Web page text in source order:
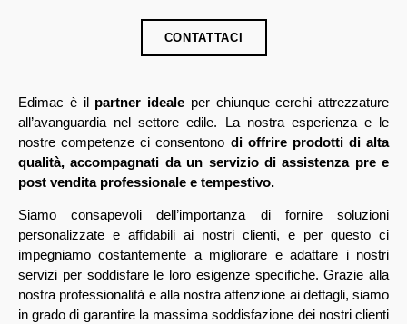
CONTATTACI
Edimac è ilpartner ideale per chiunque cerchi attrezzature
all’avanguardia nel settore edile. La nostra esperienza e le
nostre competenze ci consentono di offrire prodotti di alta
qualità, accompagnati da un servizio di assistenza pre e
post vendita professionale e tempestivo.
Siamo consapevoli dell’importanza di fornire soluzioni
personalizzate e affidabili ai nostri clienti, e per questo ci
impegniamo costantemente a migliorare e adattare i nostri
servizi per soddisfare le loro esigenze specifiche. Grazie alla
nostra professionalità e alla nostra attenzione ai dettagli, siamo
in grado di garantire la massima soddisfazione dei nostri clienti